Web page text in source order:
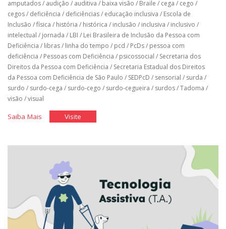
amputados/ audição / auditiva / baixa visão / Braile / cega / cego /
cegos/ deficiência / deficiências/ educação inclusiva / Escola de
Inclusão /física / história / histórica / inclusão / inclusiva / inclusivo /
intelectual / jornada / LBI / Lei Brasileira de Inclusão da Pessoa com
Deficiência / libras/ linha do tempo / pcd / PcDs/ pessoa com
deficiência / Pessoas com Deficiência / psicossocial / Secretaria dos
Direitos da Pessoa com Deficiência / Secretaria Estadual dos Direitos
da Pessoa com Deficiência de São Paulo / SEDPcD / sensorial / surda /
surdo / surdo-cega / surdo-cego / surdo-cegueira / surdos/Tadoma /
visão /visual
Saiba Mais"Jornada
pessoa
com
deficiência
no
mundo."
Visite"Jornada
deficiência
no
mundo."